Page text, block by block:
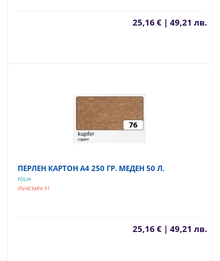
25,16 € | 49,21 лв.
ПЕРЛЕН КАРТОН А4 250 ГР. МЕДЕН 50 Л.
FOLIA
ЛЪЧЕЗАРА 91
25,16 € | 49,21 лв.